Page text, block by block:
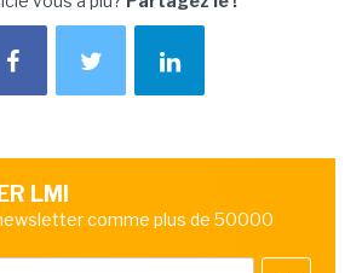
LMI
comme plus de 50000